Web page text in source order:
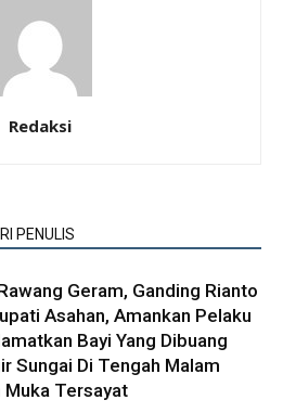
Redaksi
PENULIS
Geram, Ganding Rianto
Asahan, Amankan Pelaku
Bayi Yang Dibuang
Sungai Di Tengah Malam
Muka Tersayat